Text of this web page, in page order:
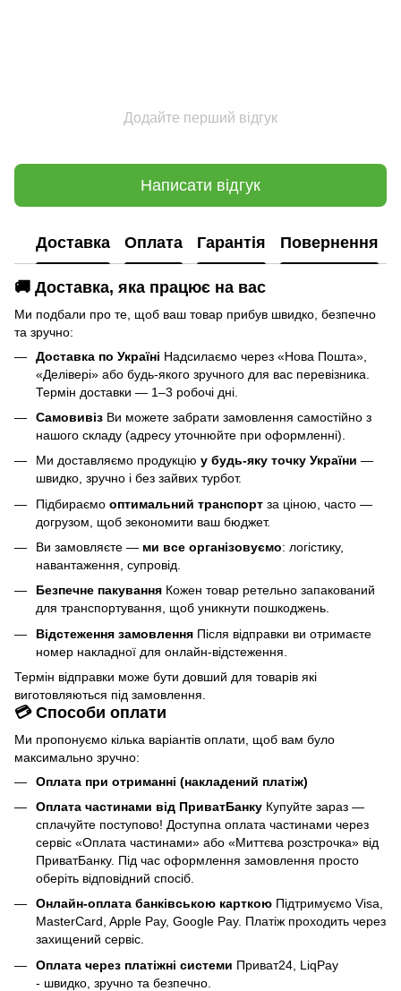
Додайте перший відгук
Написати відгук
Доставка Оплата Гарантія Повернення
🚚 Доставка, яка працює на вас
Ми подбали про те, щоб ваш товар прибув швидко, безпечно
та зручно:
Доставка по Україні Надсилаємо через «Нова Пошта»,
«Делівері» або будь-якого зручного для вас перевізника.
Термін доставки — 1–3 робочі дні.
Самовивіз Ви можете забрати замовлення самостійно з
нашого складу (адресу уточнюйте при оформленні).
Ми доставляємо продукцію у будь-яку точку України —
швидко, зручно і без зайвих турбот.
Підбираємо оптимальний транспорт за ціною, часто —
догрузом, щоб зекономити ваш бюджет.
Ви замовляєте — ми все організовуємо: логістику,
навантаження, супровід.
Безпечне пакування Кожен товар ретельно запакований
для транспортування, щоб уникнути пошкоджень.
Відстеження замовлення Після відправки ви отримаєте
номер накладної для онлайн-відстеження.
Термін відправки може бути довший для товарів які
виготовляються під замовлення.
💳 Способи оплати
Ми пропонуємо кілька варіантів оплати, щоб вам було
максимально зручно:
Оплата при отриманні (накладений платіж)
Оплата частинами від ПриватБанку Купуйте зараз —
сплачуйте поступово! Доступна оплата частинами через
сервіс «Оплата частинами» або «Миттєва розстрочка» від
ПриватБанку. Під час оформлення замовлення просто
оберіть відповідний спосіб.
Онлайн-оплата банківською карткою Підтримуємо Visa,
MasterCard, Apple Pay, Google Pay. Платіж проходить через
захищений сервіс.
Оплата через платіжні системи Приват24, LiqPay
- швидко, зручно та безпечно.